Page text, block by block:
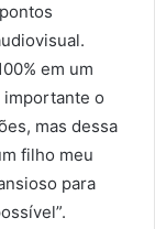
em um
o
mas dessa
filho meu
para